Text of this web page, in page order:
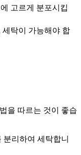
고르게 분포시킵
탁이 가능해야 합
을 따르는 것이 좋습
리하여 세탁합니